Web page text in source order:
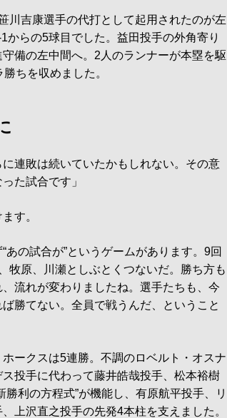
吉康選手の代打として起用されたのが左
からの5球目でした。益田投手の外角寄り
備の左中間へ。2人のランナーが本塁を駆
ちを収めました。
連敗は続いていたかもしれない。その意
た試合です」
す。
あの試合が”というゲームがあります。9回
牧原、川瀬としぶとくつないだ。勝ち方も
流れが変わりましたね。選手たちも、今
勝てない。全員で戦うんだ、ということ
ークスは5連勝。不調のロベルト・オスナ
投手に代わって藤井皓哉投手、松本裕樹
利の方程式”が機能し、有原航平投手、リ
上沢直之投手の先発4本柱を支えました。